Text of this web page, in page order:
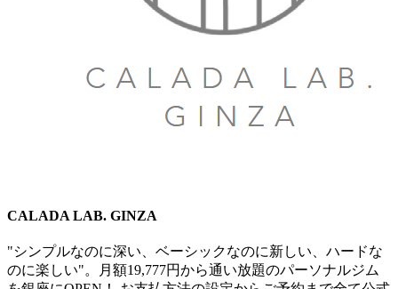
CALADA LAB. GINZA
"シンプルなのに深い、ベーシックなのに新しい、​ハードな
のに楽しい"。月額19,777円から通い放題のパーソナルジム